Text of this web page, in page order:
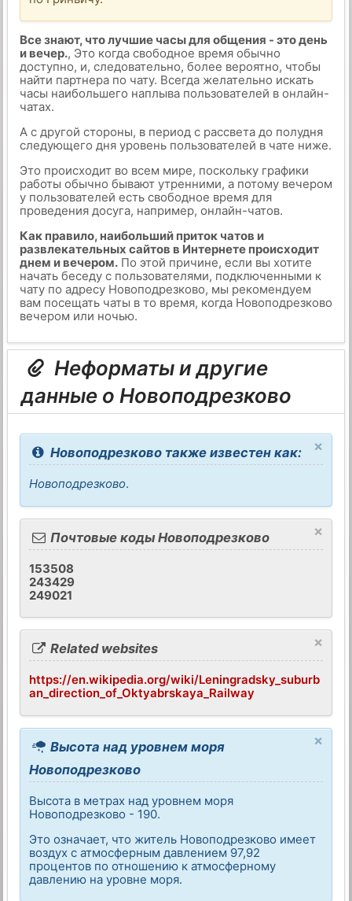
Все знают, что лучшие часы для общения - это день
и вечер., Это когда свободное время обычно
доступно, и, следовательно, более вероятно, чтобы
найти партнера по чату. Всегда желательно искать
часы наибольшего наплыва пользователей в онлайн-
чатах.
А с другой стороны, в период с рассвета до полудня
следующего дня уровень пользователей в чате ниже.
Это происходит во всем мире, поскольку графики
работы обычно бывают утренними, а потому вечером
у пользователей есть свободное время для
проведения досуга, например, онлайн-чатов.
Как правило, наибольший приток чатов и
развлекательных сайтов в Интернете происходит
днем и вечером.По этой причине, если вы хотите
начать беседу с пользователями, подключенными к
чату по адресу Новоподрезково, мы рекомендуем
вам посещать чаты в то время, когда Новоподрезково
вечером или ночью.
Неформаты и другие
данные о Новоподрезково
×
Новоподрезково также известен как:
Новоподрезково.
×
Почтовые коды Новоподрезково
153508
243429
249021
×
Related websites
https://en.wikipedia.org/wiki/Leningradsky_suburb
an_direction_of_Oktyabrskaya_Railway
×
Высота над уровнем моря
Новоподрезково
Высота в метрах над уровнем моря
Новоподрезково - 190.
Это означает, что житель Новоподрезково имеет
воздух с атмосферным давлением 97,92
процентов по отношению к атмосферному
давлению на уровне моря.